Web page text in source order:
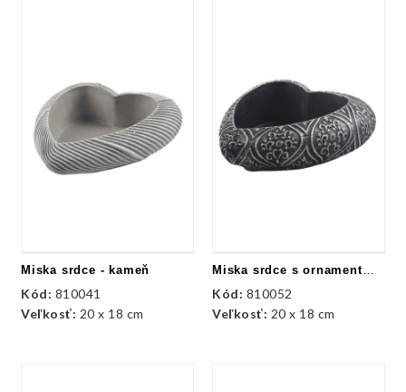
Miska srdce - kameň
Kód: 810041
Veľkosť: 20 x 18 cm
Miska srdce s ornamentmi - kameň
Kód: 810052
Veľkosť: 20 x 18 cm